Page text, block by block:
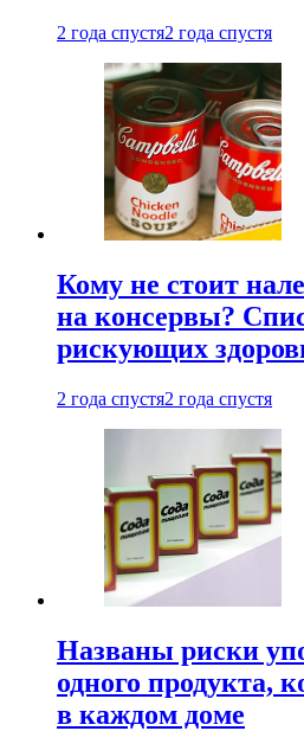
2 года спустя2 года спустя
Кому не стоит
на консервы?
рискующих
2 года спустя2 года спустя
Названы риски
одного продукта,
в каждом доме